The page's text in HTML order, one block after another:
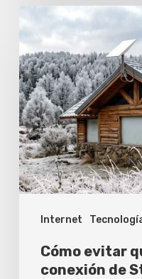
Internet
evitar
que
el
frío
corte
tu
conexión
de
Starlink
Cómo evitar
conexión de